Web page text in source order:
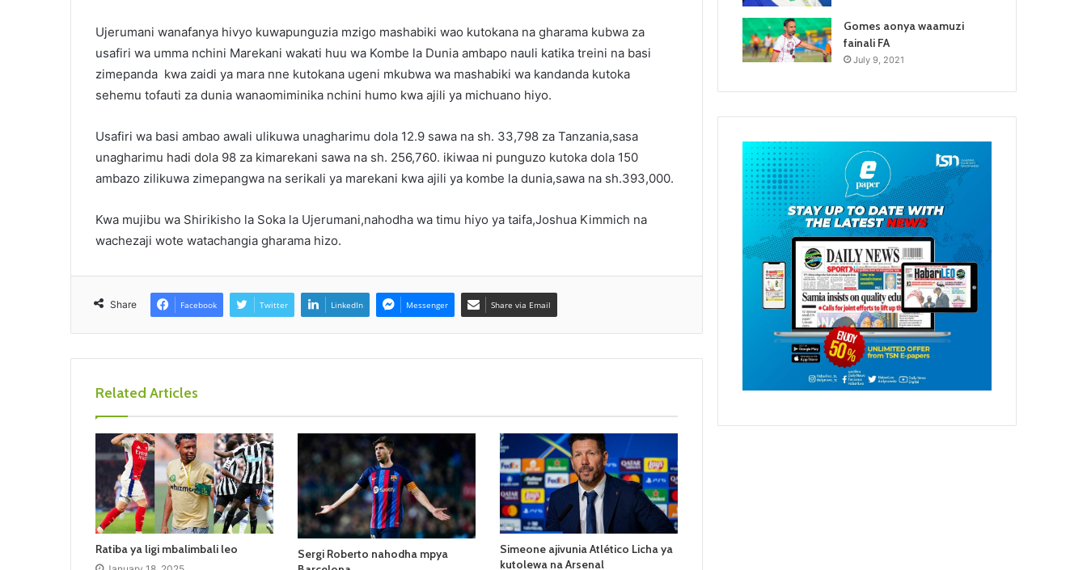
Ujerumani wanafanya hivyo kuwapunguzia mzigo mashabiki wao kutokana na gharama kubwa za
usafiri wa umma nchini Marekani wakati huu wa Kombe la Dunia ambapo nauli katika treini na basi
zimepanda kwa zaidi ya mara nne kutokana ugeni mkubwa wa mashabiki wa kandanda kutoka
sehemu tofauti za dunia wanaomiminika nchini humo kwa ajili ya michuano hiyo.
Usafiri wa basi ambao awali ulikuwa unagharimu dola 12.9 sawa na sh. 33,798 za Tanzania,sasa
unagharimu hadi dola 98 za kimarekani sawa na sh. 256,760. ikiwaa ni punguzo kutoka dola 150
ambazo zilikuwa zimepangwa na serikali ya marekani kwa ajili ya kombe la dunia,sawa na sh.393,000.
Kwa mujibu wa Shirikisho la Soka la Ujerumani,nahodha wa timu hiyo ya taifa,Joshua Kimmich na
wachezaji wote watachangia gharama hizo.
Share Facebook Twitter LinkedIn Messenger Share via Email
Related Articles
Ratiba ya ligi mbalimbali leo
Sergi Roberto nahodha mpya
Simeone ajivunia Atlético Licha ya
kutolewa na Arsenal
Gomes aonya waamuzi
fainali FA
July 9, 2021